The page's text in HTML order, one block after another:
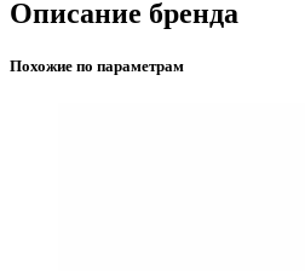
Описание бренда
Похожие по параметрам